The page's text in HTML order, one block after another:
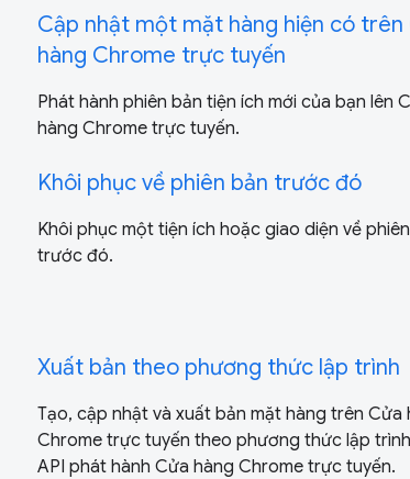
Cập nhật một mặt hàng hiện có trên
hàng Chrome trực tuyến
Phát hành phiên bản tiện ích mới của bạn lên
hàng Chrome trực tuyến.
Khôi phục về phiên bản trước đó
Khôi phục một tiện ích hoặc giao diện về
trước đó.
Xuất bản theo phương thức lập trình
Tạo, cập nhật và xuất bản mặt hàng trên Cửa
Chrome trực tuyến theo phương thức lập
API phát hành Cửa hàng Chrome trực tuyến.